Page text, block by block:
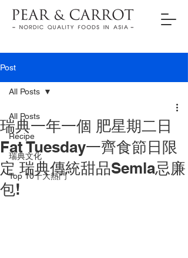
Post
All Posts
Recipe
瑞典文化
Top 10十大熱門
All Posts
瑞典一年一個 肥星期二日
Fat Tuesday一齊食節日限
定 瑞典傳統甜品Semla忌廉
包!